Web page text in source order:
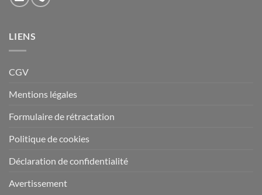
LIENS
CGV
Mentions légales
Formulaire de rétractation
Politique de cookies
Déclaration de confidentialité
Avertissement